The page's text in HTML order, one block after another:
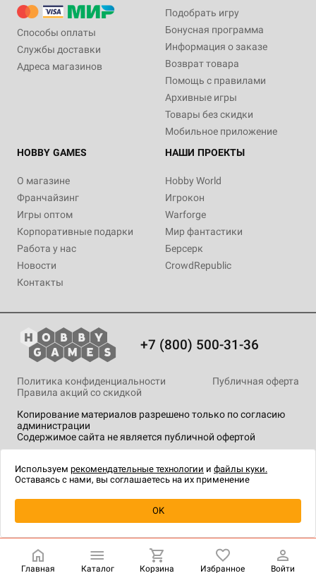
Уведомить о наличии
Способы оплаты
Службы доставки
Адреса магазинов
Подобрать игру
Бонусная программа
Информация о заказе
Возврат товара
Помощь с правилами
Архивные игры
Товары без скидки
Мобильное приложение
HOBBY GAMES
О магазине
Франчайзинг
Игры оптом
Корпоративные подарки
Работа у нас
Новости
Контакты
НАШИ ПРОЕКТЫ
Hobby World
Игрокон
Warforge
Мир фантастики
Берсерк
CrowdRepublic
+7 (800) 500-31-36
Копирование материалов разрешено только по согласию
администрации
Содержимое сайта не является публичной офертой
Политика конфиденциальности
Публичная оферта
Правила акций со скидкой
технологии.
Главная Каталог Корзина Избранное Войти
Используем рекомендательные технологии и файлы куки.
Оставаясь с нами, вы соглашаетесь на их применение
OK